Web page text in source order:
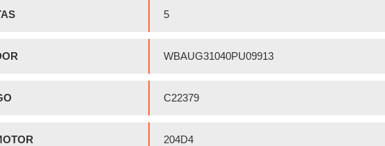
5
WBAUG31040PU09913
C22379
204D4